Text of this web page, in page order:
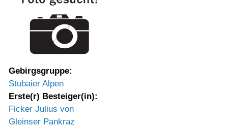
Gebirgsgruppe:
Stubaier Alpen
Erste(r) Besteiger(in):
Ficker Julius von
Gleinser Pankraz